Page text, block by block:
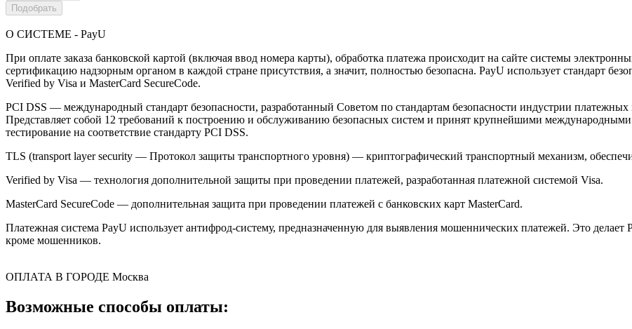
Подобрать
О СИСТЕМЕ - PayU
При оплате заказа банковской картой (включая ввод номера карты), обработка платежа происходит на сайте системы
сертификацию надзорным органом в каждой стране присутствия, а значит, полностью безопасна. PayU использует стандарт
Verified by Visa и MasterCard SecureCode.
PCI DSS — международный стандарт безопасности, разработанный Советом по стандартам безопасности индустрии платежных
Представляет собой 12 требований к построению и обслуживанию безопасных систем и принят крупнейшими
тестирование на соответствие стандарту PCI DSS.
TLS (transport layer security — Протокол защиты транспортного уровня) — криптографический транспортный механизм,
Verified by Visa — технология дополнительной защиты при проведении платежей, разработанная платежной системой Visa.
MasterCard SecureCode — дополнительная защита при проведении платежей с банковских карт MasterCard.
Платежная система PayU использует антифрод-систему, предназначенную для выявления мошеннических платежей. Это делает
кроме мошенников.
ОПЛАТА В ГОРОДЕ Москва
Возможные способы оплаты: